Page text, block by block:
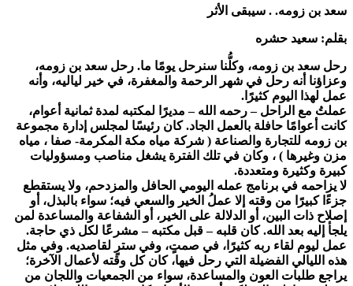
سعد بن زومه. . سيبقى الأثر
بقلم: سعيد حشره
رحل سعد بن زومه، وكلُّنا سنرحل يومًا ما. رحل سعد بن زومه،
وعزاؤنا أنه رحل في شهر الرحمة والمغفرة، في خير لياليه، وأنه
عمل لهذا اليوم كثيرًا.
عملتُ مع الراحل – رحمه الله – مديرًا لمكتبه لمدة ثمانية أعوام،
كانت أعوامًا حافلة بالعمل الجاد. كان رئيسًا لمجلس إدارة مجموعة
بن زومه للتجارة والصناعة ( شركة مياه مكة المكرمة- صفا ، مياه
مزن وغيرها ) ، وكان في تلك الفترة يشغل مناصب ومسؤوليات
كبيرة وكثيرة ومتعددة.
لا يزاحمه في برنامج عمله اليومي الحافل والمزدحم، ولا يستقطع
جزءًا كبيرًا من وقته إلا عملُ الخير والسعي فيه؛ سواء بالبذل، أو
إصلاح ذات البين، أو الدلالة على الخير، أو الشفاعة والمساعدة لمن
يلجأ إليه بعد الله. كان قلبه – قبل مكتبه – مشرعًا لكل ذي حاجة.
عمل ليوم لقاء ربه كثيرًا، في صمتٍ، وفي سترٍ لقاصديه. وفي مثل
هذه الليالي الفضيلة التي رحل فيها، كان كل وقته لأعمال الآخرة؛
يراجع طلبات العون والمساعدة، سواء من الجمعيات واللجان من